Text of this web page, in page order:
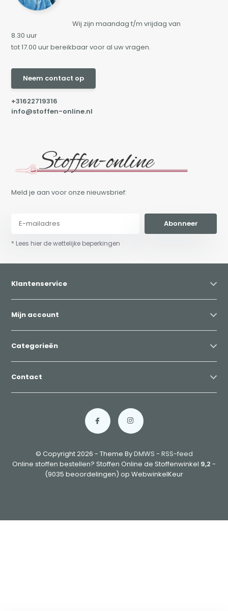
Wij zijn maandag t/m vrijdag van
8.30 uur
tot 17.00 uur bereikbaar voor al uw vragen.
Neem contact op
+31622719316
info@stoffen-online.nl
Meld je aan voor onze nieuwsbrief:
Abonneer
* Lees hier de wettelijke beperkingen
Klantenservice
Mijn account
Categorieën
Contact
© Copyright 2026 - Theme ByDMWS - RSS-feed
Online stoffen bestellen? Stoffen Online de Stoffenwinkel 9,2 -
(9035 beoordelingen) op WebwinkelKeur